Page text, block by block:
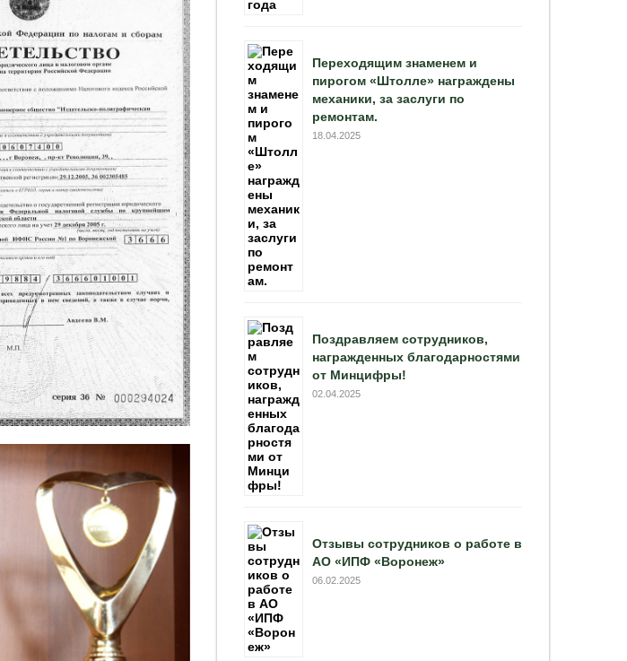
Переходящим знаменем и
пирогом «Штолле» награждены
механики, за заслуги по
ремонтам.
18.04.2025
Поздравляем сотрудников,
награжденных благодарностями
от Минцифры!
02.04.2025
Отзывы сотрудников о работе в
АО «ИПФ «Воронеж»
06.02.2025